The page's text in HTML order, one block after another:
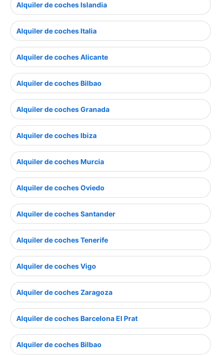
Alquiler de coches Islandia
Alquiler de coches Italia
Alquiler de coches Alicante
Alquiler de coches Bilbao
Alquiler de coches Granada
Alquiler de coches Ibiza
Alquiler de coches Murcia
Alquiler de coches Oviedo
Alquiler de coches Santander
Alquiler de coches Tenerife
Alquiler de coches Vigo
Alquiler de coches Zaragoza
Alquiler de coches Barcelona El Prat
Alquiler de coches Bilbao